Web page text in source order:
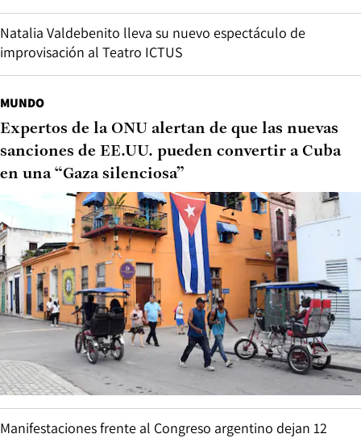
Natalia Valdebenito lleva su nuevo espectáculo de
improvisación al Teatro ICTUS
MUNDO
Expertos de la ONU alertan de que las nuevas
sanciones de EE.UU. pueden convertir a Cuba
en una “Gaza silenciosa”
Manifestaciones frente al Congreso argentino dejan 12